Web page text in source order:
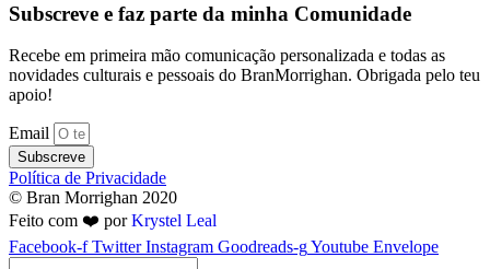
Subscreve e faz parte da minha Comunidade
Recebe em primeira mão comunicação personalizada e todas as
novidades culturais e pessoais do BranMorrighan. Obrigada pelo teu
apoio!
Email
Subscreve
Política de Privacidade
© Bran Morrighan 2020
Feito com ❤️ porKrystel Leal
Facebook-f Twitter Instagram Goodreads-gYoutube Envelope